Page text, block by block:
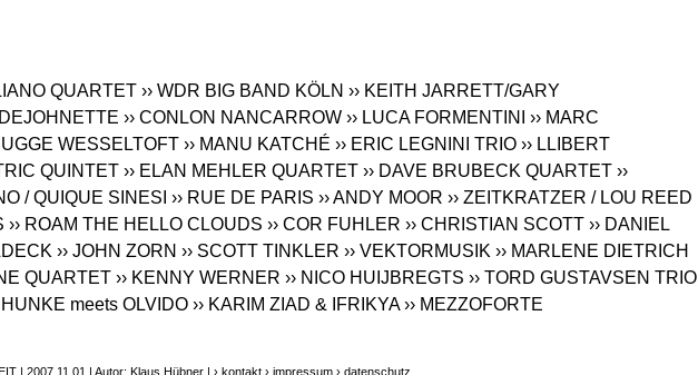
QUARTET ›› WDR BIG BAND KÖLN ›› KEITH JARRETT/GARY
›› CONLON NANCARROW ›› LUCA FORMENTINI
›› MARC
WESSELTOFT ›› MANU KATCHÉ ›› ERIC LEGNINI TRIO ›› LLIBERT
QUINTET ›› ELAN MEHLER QUARTET ›› DAVE BRUBECK QUARTET ››
/ QUIQUE SINESI ›› RUE DE PARIS ›› ANDY MOOR ›› ZEITKRATZER / LOU REED
›› ROAM THE HELLO CLOUDS ›› COR FUHLER ›› CHRISTIAN SCOTT ›› DANIEL
›› JOHN ZORN ›› SCOTT TINKLER ›› VEKTORMUSIK ›› MARLENE DIETRICH
QUARTET ›› KENNY WERNER ›› NICO HUIJBREGTS ›› TORD GUSTAVSEN TRIO
meets OLVIDO ›› KARIM ZIAD & IFRIKYA ›› MEZZOFORTE
| 2007.11.01 | Autor: Klaus Hübner | › kontakt › impressum › datenschutz